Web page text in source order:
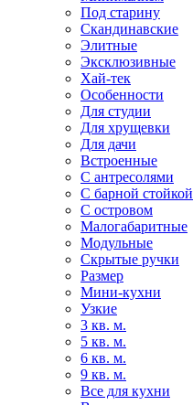
Под старину
Скандинавские
Элитные
Эксклюзивные
Хай-тек
Особенности
Для студии
Для хрущевки
Для дачи
Встроенные
С антресолями
С барной стойкой
С островом
Малогабаритные
Модульные
Скрытые ручки
Размер
Мини-кухни
Узкие
3 кв. м.
5 кв. м.
6 кв. м.
9 кв. м.
Все для кухни